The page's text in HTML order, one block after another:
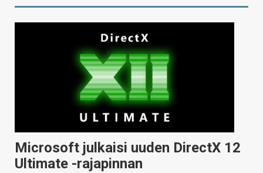
Microsoft julkaisi uuden DirectX 12
Ultimate -rajapinnan